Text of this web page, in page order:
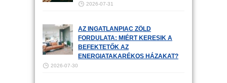
2026-07-31
AZ INGATLANPIAC ZÖLD
FORDULATA: MIÉRT KERESIK A
BEFEKTETŐK AZ
ENERGIATAKARÉKOS HÁZAKAT?
2026-07-30